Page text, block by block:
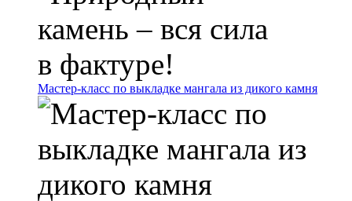
Мастер-класс по выкладке мангала из дикого камня